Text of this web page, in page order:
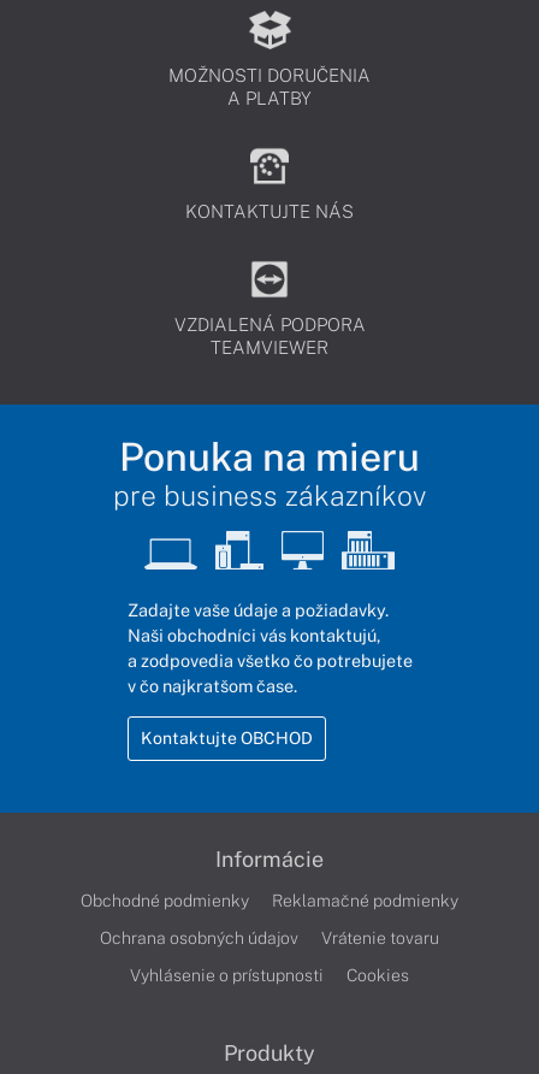
MOŽNOSTI DORUČENIA
A PLATBY
KONTAKTUJTE NÁS
VZDIALENÁ PODPORA
TEAMVIEWER
Ponuka na mieru
pre business zákazníkov
Zadajte vaše údaje a požiadavky.
Naši obchodníci vás kontaktujú,
a zodpovedia všetko čo potrebujete
v čo najkratšom čase.
Kontaktujte OBCHOD
Informácie
Obchodné podmienky
Reklamačné podmienky
Ochrana osobných údajov
Vrátenie tovaru
Vyhlásenie o prístupnosti
Cookies
Produkty